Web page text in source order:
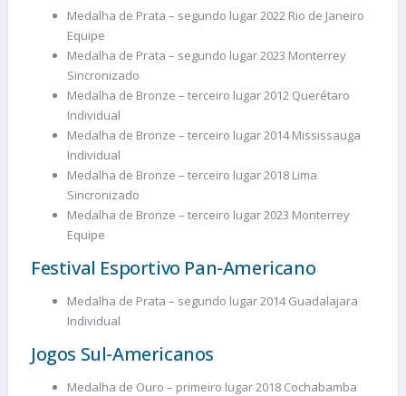
Medalha de Prata – segundo lugar 2022 Rio de Janeiro
Equipe
Medalha de Prata – segundo lugar 2023 Monterrey
Sincronizado
Medalha de Bronze – terceiro lugar 2012 Querétaro
Individual
Medalha de Bronze – terceiro lugar 2014 Mississauga
Individual
Medalha de Bronze – terceiro lugar 2018 Lima
Sincronizado
Medalha de Bronze – terceiro lugar 2023 Monterrey
Equipe
Festival Esportivo Pan-Americano
Medalha de Prata – segundo lugar 2014 Guadalajara
Individual
Jogos Sul-Americanos
Medalha de Ouro – primeiro lugar 2018 Cochabamba